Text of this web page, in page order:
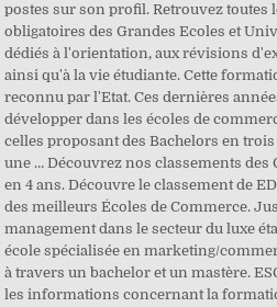
postes sur son profil. Retrouvez toutes
obligatoires des Grandes Ecoles et
dédiés à l'orientation, aux révisions
ainsi qu'à la vie étudiante. Cette
reconnu par l'Etat. Ces dernières
développer dans les écoles de
celles proposant des Bachelors en
une … Découvrez nos classements des
en 4 ans. Découvre le classement de
des meilleurs Écoles de Commerce.
management dans le secteur du luxe
école spécialisée en marketing/
à travers un bachelor et un mastère.
les informations concernant la